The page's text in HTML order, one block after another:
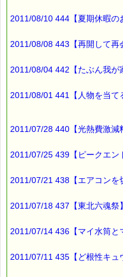
※「ｅクーポン」は携帯サ
※バッチフラワー関連商品・
（５）は、メルマガ読者様だ
※商品の発送は、１月５日以
※初売りセールは、１月１
■本日のオススメ情報
▼歳末セール中！！ 人気の
（※くじタイプのｅクーポン
2011/08/10 444【夏期休暇の
2011/08/08 443【再開して再
2011/08/04 442【たぶん我が
2011/08/01 441【人物を当て
2011/07/28 440【光熱費激減
2011/07/25 439【ピークエン
2011/07/21 438【エアコンを
2011/07/18 437【東北六魂祭】
2011/07/14 436【マイ水筒と
2011/07/11 435【ど根性キュ